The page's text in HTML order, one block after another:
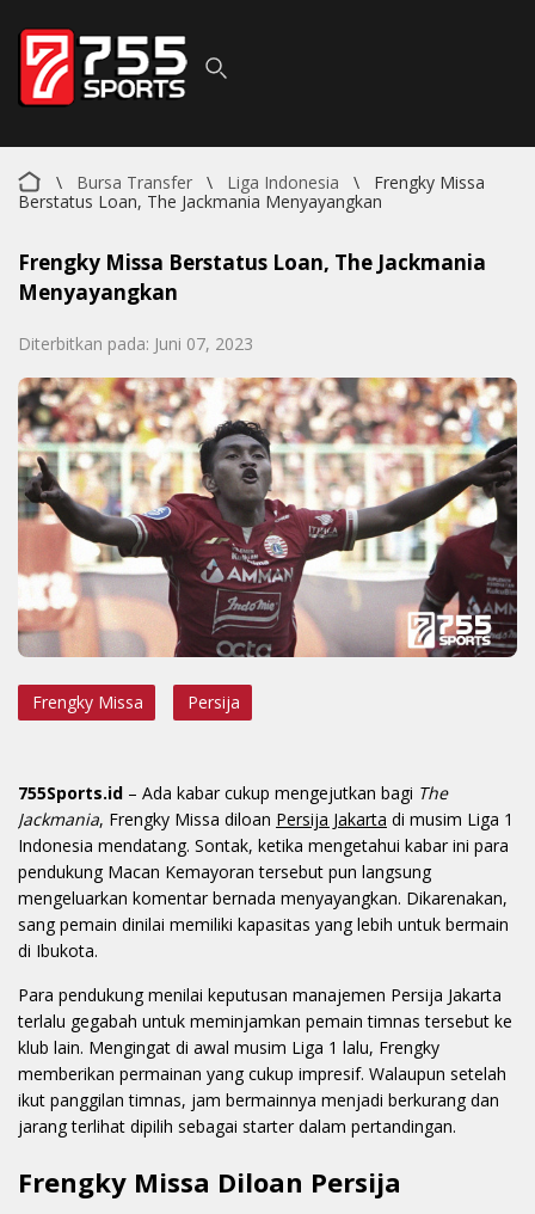
\ Bursa Transfer \ Liga Indonesia \
Frengky Missa
Berstatus Loan, The Jackmania Menyayangkan
Frengky Missa Berstatus Loan, The Jackmania
Menyayangkan
Diterbitkan pada: Juni 07, 2023
Frengky Missa Persija
755Sports.id – Ada kabar cukup mengejutkan bagi The
Jackmania, Frengky Missa diloan Persija Jakarta di musim Liga 1
Indonesia mendatang. Sontak, ketika mengetahui kabar ini para
pendukung Macan Kemayoran tersebut pun langsung
mengeluarkan komentar bernada menyayangkan. Dikarenakan,
sang pemain dinilai memiliki kapasitas yang lebih untuk bermain
di Ibukota.
Para pendukung menilai keputusan manajemen Persija Jakarta
terlalu gegabah untuk meminjamkan pemain timnas tersebut ke
klub lain. Mengingat di awal musim Liga 1 lalu, Frengky
memberikan permainan yang cukup impresif. Walaupun setelah
ikut panggilan timnas, jam bermainnya menjadi berkurang dan
jarang terlihat dipilih sebagai starter dalam pertandingan.
Frengky Missa Diloan Persija